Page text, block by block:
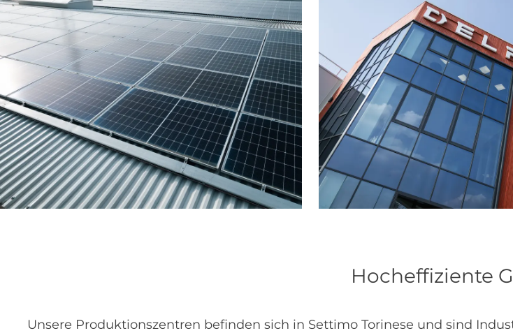
Hocheffiziente
Unsere Produktionszentren befinden sich in Settimo Torinese und sind